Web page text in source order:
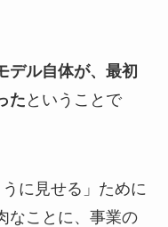
デル自体が、最初
た ということで
に見せる」ために
なことに、事業の